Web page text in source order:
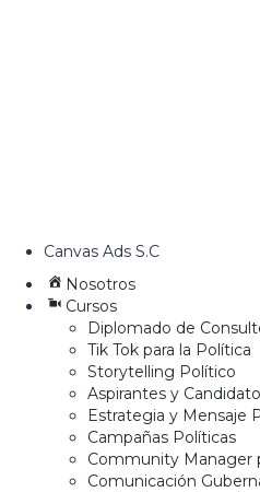
Canvas Ads S.C
Nosotros
Cursos
Diplomado de
Tik Tok para la Política
Storytelling Político
Aspirantes y
Estrategia y Mensaje
Campañas Políticas
Community Manager
Comunicación